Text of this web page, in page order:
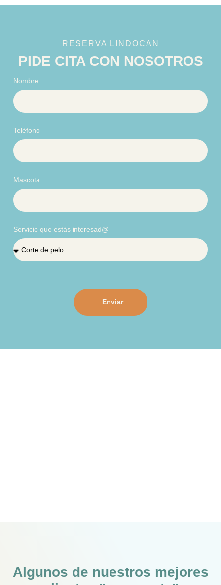
RESERVA LINDOCAN
PIDE CITA CON NOSOTROS
Nombre
Teléfono
Mascota
Servicio que estás interesad@
Enviar
Algunos de nuestros mejores